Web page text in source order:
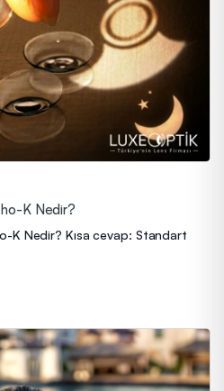
K Nedir?
K Nedir? Kısa cevap: Standart